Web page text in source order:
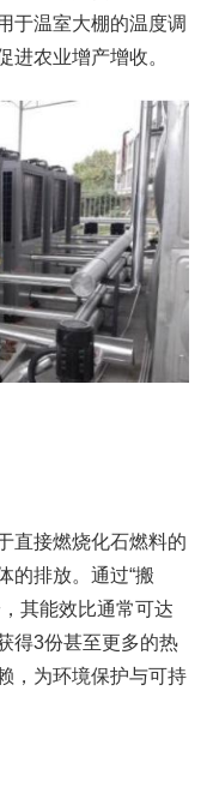
于温室大棚的温度调
进农业增产增收。
接燃烧化石燃料的
的排放。通过“搬
其能效比通常可达
得3份甚至更多的热
，为环境保护与可持